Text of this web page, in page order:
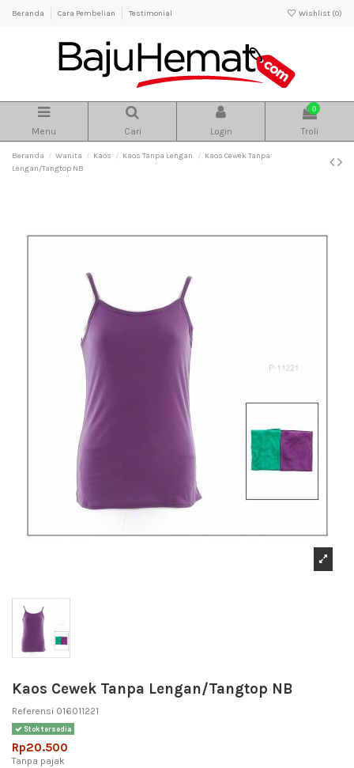
Beranda Cara Pembelian Testimonial Wishlist (0)
Menu Cari Login
0
Troli
Beranda Wanita Kaos Kaos Tanpa Lengan
Kaos Cewek Tanpa
Lengan/Tangtop NB
Kaos Cewek Tanpa Lengan/Tangtop NB
Referensi 016011221
Stok tersedia
Rp20.500
Tanpa pajak